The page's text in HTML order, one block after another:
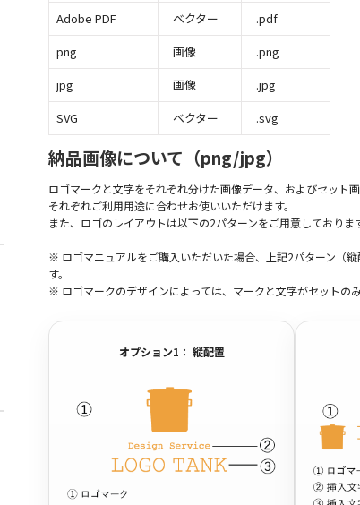
Adobe PDF
ベクター
.pdf
png
画像
.png
jpg
画像
.jpg
SVG
ベクター .svg
納品画像について（png/jpg）
ロゴマークと文字をそれぞれ分けた画像データ、およびセット画
それぞれご利用用途に合わせお使いいただけます。
また、ロゴのレイアウトは以下の2パターンをご用意しておりま
※ ロゴマニュアルをご購入いただいた場合、上記2パターン（
す。
※ ロゴマークのデザインによっては、マークと文字がセットの
オプション1： 縦配置